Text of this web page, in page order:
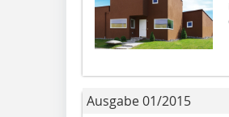
Ausgabe 01/2015